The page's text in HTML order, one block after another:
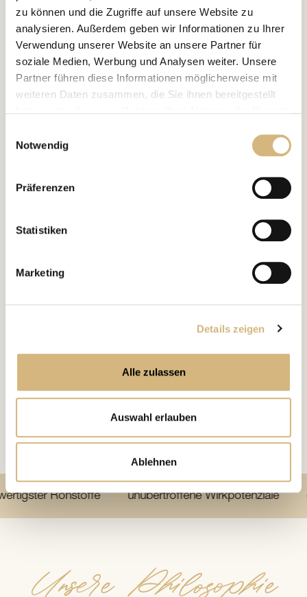
zu können und die Zugriffe auf unsere Website zu
analysieren. Außerdem geben wir Informationen zu Ihrer
Verwendung unserer Website an unsere Partner für
soziale Medien, Werbung und Analysen weiter. Unsere
Partner führen diese Informationen möglicherweise mit
weiteren Daten zusammen, die Sie ihnen bereitgestellt
und im
mehr darüber, wer wir sind, wie Sie uns
kontaktieren können und wie wir personenbezogene
Notwendig
Präferenzen
Statistiken
Marketing
Details zeigen
Alle zulassen
Auswahl erlauben
Ablehnen
Rohstoffe unübertroffene Wirkpotenziale
Unsere Philosophie